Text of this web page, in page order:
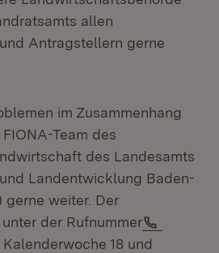
allen
Antragstellern gerne
im Zusammenhang
Team des
des Landesamts
Landentwicklung Baden-
weiter. Der
der Rufnummer
Kalenderwoche 18 und